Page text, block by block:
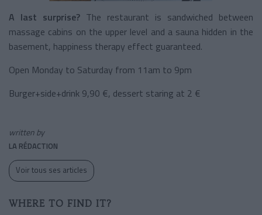
A last surprise? The restaurant is sandwiched between
massage cabins on the upper level and a sauna hidden in the
basement, happiness therapy effect guaranteed.
Open Monday to Saturday from 11am to 9pm
Burger+side+drink 9,90 €, dessert staring at 2 €
written by
LA RÉDACTION
Voir tous ses articles
WHERE TO FIND IT?